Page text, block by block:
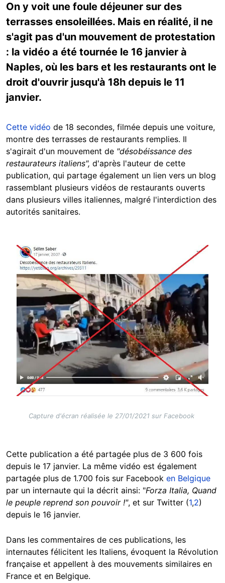
On y voit une foule déjeuner sur des
terrasses ensoleillées. Mais en réalité, il ne
s'agit pas d'un mouvement de protestation
: la vidéo a été tournée le 16 janvier à
Naples, où les bars et les restaurants ont le
droit d'ouvrir jusqu'à 18h depuis le 11
janvier.
Cette vidéo de 18 secondes, filmée depuis une voiture,
montre des terrasses de restaurants remplies. Il
s'agirait d'un mouvement de "désobéissance des
restaurateurs italiens", d'après l'auteur de cette
publication, qui partage également un lien vers un blog
rassemblant plusieurs vidéos de restaurants ouverts
dans plusieurs villes italiennes, malgré l'interdiction des
autorités sanitaires.
Image
Capture d'écran réalisée le 27/01/2021 sur Facebook
Cette publication a été partagée plus de 3 600 fois
depuis le 17 janvier. La même vidéo est également
partagée plus de 1.700 fois sur Facebook en Belgique
par un internaute qui la décrit ainsi: "Forza Italia, Quand
le peuple reprend son pouvoir !", et sur Twitter (1,2)
depuis le 16 janvier.
Dans les commentaires de ces publications, les
internautes félicitent les Italiens, évoquent la Révolution
française et appellent à des mouvements similaires en
France et en Belgique.